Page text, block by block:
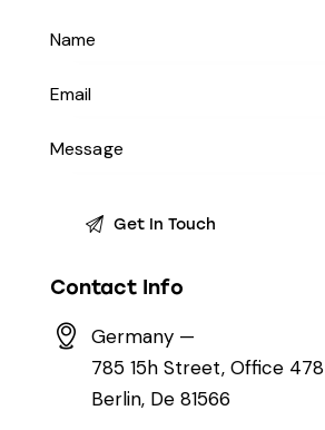
Contact Info
Germany —
785 15h Street, Office 478
Berlin, De 81566